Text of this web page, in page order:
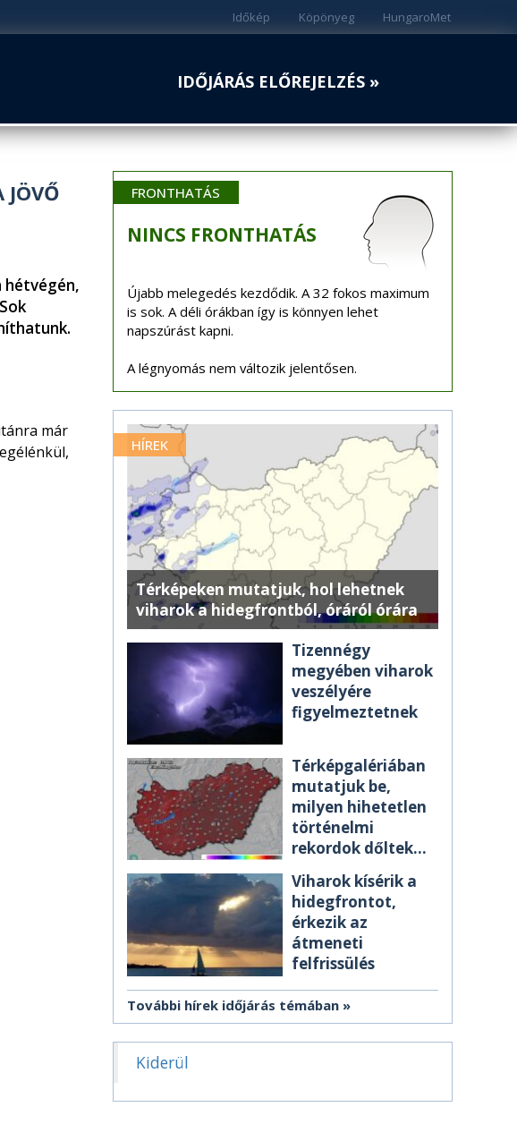
HungaroMet
Köpönyeg
Időkép
IDŐJÁRÁS ELŐREJELZÉS »
JÖVŐ
hétvégén,
már
FRONTHATÁS
NINCS FRONTHATÁS
Újabb melegedés kezdődik. A 32 fokos maximum
is sok. A déli órákban így is könnyen lehet
napszúrást kapni.
A légnyomás nem változik jelentősen.
HÍREK
Térképeken mutatjuk, hol lehetnek
viharok a hidegfrontból, óráról órára
Tizennégy
megyében viharok
veszélyére
figyelmeztetnek
Térképgalériában
mutatjuk be,
milyen hihetetlen
történelmi
rekordok dőltek
Viharok kísérik a
hidegfrontot,
érkezik az
átmeneti
felfrissülés
További hírek időjárás témában
Kiderül